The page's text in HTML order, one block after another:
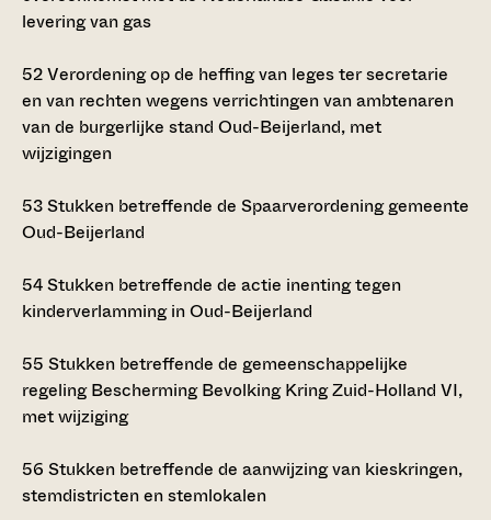
levering van gas
52Verordening op de heffing van leges ter secretarie
en van rechten wegens verrichtingen van ambtenaren
van de burgerlijke stand Oud-Beijerland, met
wijzigingen
53Stukken betreffende de Spaarverordening gemeente
Oud-Beijerland
54Stukken betreffende de actie inenting tegen
kinderverlamming in Oud-Beijerland
55 Stukken betreffende de gemeenschappelijke
regeling Bescherming Bevolking Kring Zuid-Holland VI,
met wijziging
56 Stukken betreffende de aanwijzing van kieskringen,
stemdistricten en stemlokalen